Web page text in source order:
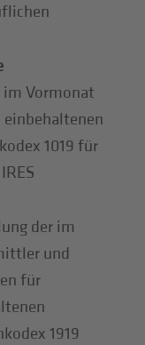
im Vormonat
1019 für
der im
und
für
1919